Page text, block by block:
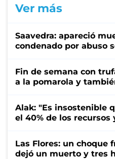
Ver más
Saavedra: apareció
condenado por abuso
Fin de semana con
a la pomarola y
Alak: "Es insostenible
el 40% de los recursos
Las Flores: un choque
dejó un muerto y tres